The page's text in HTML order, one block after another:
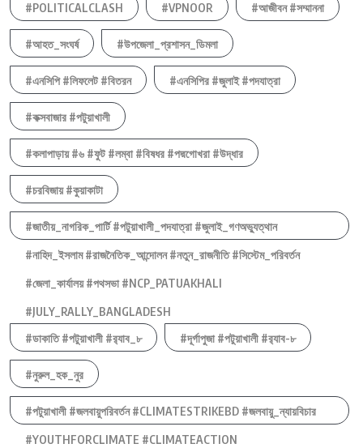
#POLITICALCLASH #VPNOOR #আজীবন #সম্মাননা
#আহত_সংঘর্ষ #উপজেলা_প্রশাসন_ডিমলা
#এনসিপি #লিফলেট #বিতরন #এনসিপির #জুলাই #পদযাত্রা
#কক্সবাজার #পটুয়াখালী
#কলাপাড়ায় #৬ #ফুট #লম্বা #বিষধর #পদ্মগোখরা #উদ্ধার
#চরবিজায় #কুয়াকাটা
#জাতীয়_নাগরিক_পার্টি #পটুয়াখালী_পদযাত্রা #জুলাই_গণঅভ্যুত্থান
#নাহিদ_ইসলাম #রাজনৈতিক_আন্দোলন #নতুন_রাজনীতি #সিস্টেম_পরিবর্তন
#জেলা_কার্যালয় #পথসভা #NCP_PATUAKHALI
#JULY_RALLY_BANGLADESH
#ডাকাতি #পটুয়াখালী #র‍্যাব_৮
#দূর্গাপুজা #পটুয়াখালী #র‍্যাব-৮
#নুরুল_হক_নুর
#পটুয়াখালী #জলবায়ুপরিবর্তন #CLIMATESTRIKEBD #জলবায়ু_ন্যায়বিচার
#YOUTHFORCLIMATE #CLIMATEACTION